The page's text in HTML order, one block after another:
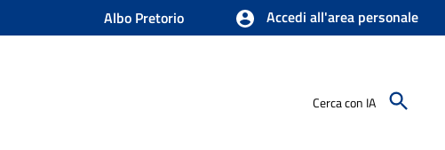
Albo Pretorio Accedi all'area personale
Cerca con IA